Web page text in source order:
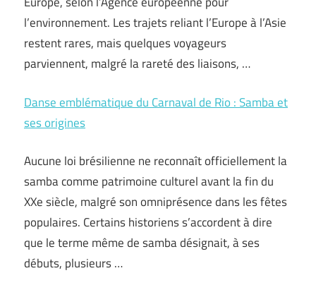
l’environnement. Les trajets reliant l’Europe à l’Asie
restent rares, mais quelques voyageurs
parviennent, malgré la rareté des liaisons, …
Danse emblématique du Carnaval de Rio : Samba et
ses origines
Aucune loi brésilienne ne reconnaît officiellement la
samba comme patrimoine culturel avant la fin du
XXe siècle, malgré son omniprésence dans les fêtes
populaires. Certains historiens s’accordent à dire
que le terme même de samba désignait, à ses
débuts, plusieurs …